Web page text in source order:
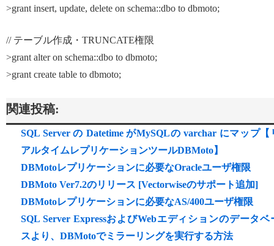
>grant insert, update, delete on schema::dbo to dbmoto;
// テーブル作成・TRUNCATE権限
>grant alter on schema::dbo to dbmoto;
>grant create table to dbmoto;
関連投稿:
SQL Server の Datetime がMySQLの varchar にマップ【
アルタイムレプリケーションツールDBMoto】
DBMotoレプリケーションに必要なOracleユーザ権限
DBMoto Ver7.2のリリース [Vectorwiseのサポート追加]
DBMotoレプリケーションに必要なAS/400ユーザ権限
SQL Server ExpressおよびWebエディションのデータベ
スより、DBMotoでミラーリングを実行する方法